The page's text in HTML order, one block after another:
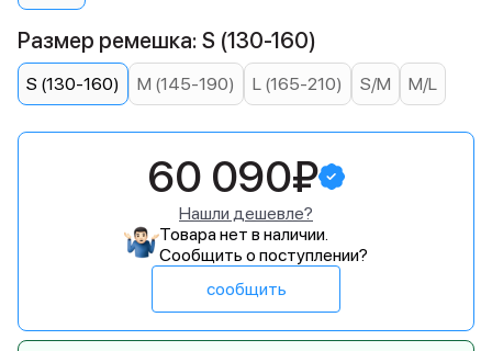
Размер ремешка: S (130-160)
S (130-160) M (145-190) L (165-210) S/M M/L
60 090₽
Нашли дешевле?
Товара нет в наличии.
Сообщить о поступлении?
сообщить